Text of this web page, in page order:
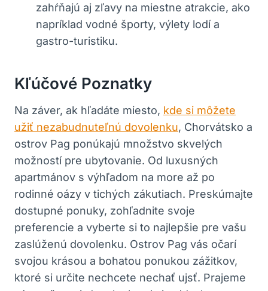
zahŕňajú aj zľavy na miestne atrakcie, ako
napríklad vodné športy, výlety lodí a
gastro-turistiku.
Kľúčové Poznatky
Na záver, ak hľadáte miesto, kde si môžete
užiť nezabudnuteľnú dovolenku, Chorvátsko a
ostrov Pag ponúkajú množstvo skvelých
možností pre ubytovanie. Od luxusných
apartmánov s výhľadom na more až po
rodinné oázy v tichých zákutiach. Preskúmajte
dostupné ponuky, zohľadnite svoje
preferencie a vyberte si to najlepšie pre vašu
zaslúženú dovolenku. Ostrov Pag vás očarí
svojou krásou a bohatou ponukou zážitkov,
ktoré si určite nechcete nechať ujsť. Prajeme